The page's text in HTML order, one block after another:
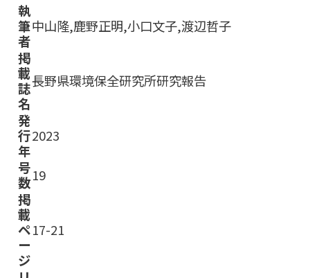
小 中 大
執
筆
者
中山隆,鹿野正明,小口文子,渡辺哲子
掲
載
誌
名
長野県環境保全研究所研究報告
発
行
年
2023
号
数19
掲
載
ペ
ー
ジ
17-21